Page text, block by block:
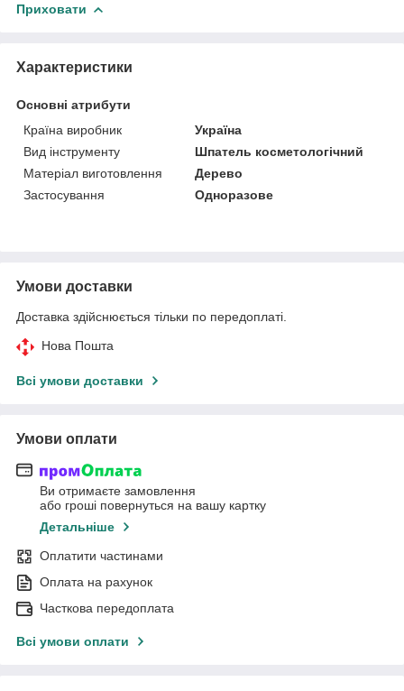
Приховати
Характеристики
Основні атрибути
Країна виробник
Україна
Вид інструменту
Шпатель косметологічний
Матеріал виготовлення
Дерево
Застосування
Одноразове
Умови доставки
Доставка здійснюється тільки по передоплаті.
Нова Пошта
Всі умови доставки
Умови оплати
Ви отримаєте замовлення
або гроші повернуться на вашу картку
Детальніше
Оплатити частинами
Оплата на рахунок
Часткова передоплата
Всі умови оплати